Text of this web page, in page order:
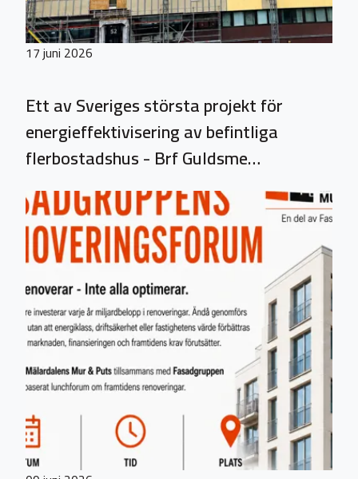
17 juni 2026
Ett av Sveriges största projekt för
energieffektivisering av befintliga
flerbostadshus - Brf Guldsme…